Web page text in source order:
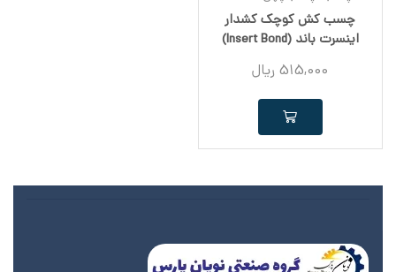
چسب کش کوچک کشدار
اینسرت باند (Insert Bond)
515,000 ریال